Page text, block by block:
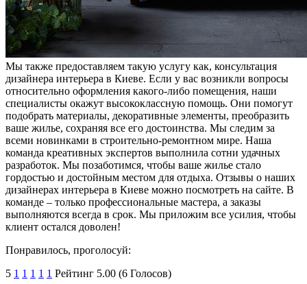
Мы также предоставляем такую услугу как, консультация
дизайнера интерьера в Киеве. Если у вас возникли вопросы
относительно оформления какого-либо помещения, наши
специалисты окажут высококлассную помощь. Они помогут
подобрать материалы, декоративные элементы, преобразить
ваше жилье, сохраняя все его достоинства. Мы следим за
всеми новинками в строительно-ремонтном мире. Наша
команда креативных экспертов выполнила сотни удачных
разработок. Мы позаботимся, чтобы ваше жилье стало
гордостью и достойным местом для отдыха. Отзывы о наших
дизайнерах интерьера в Киеве можно посмотреть на сайте. В
команде – только профессиональные мастера, а заказы
выполняются всегда в срок. Мы приложим все усилия, чтобы
клиент остался доволен!
Понравилось, проголосуй:
5 1 1 1 1 1 Рейтинг 5.00 (6 Голосов)